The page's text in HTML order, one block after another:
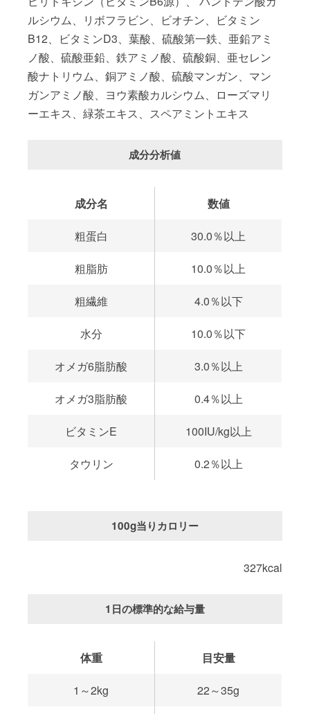
ルシウム、リボフラビン、ビオチン、ビタミン
B12、ビタミンD3、葉酸、硫酸第一鉄、亜鉛アミ
ノ酸、硫酸亜鉛、鉄アミノ酸、硫酸銅、亜セレン
酸ナトリウム、銅アミノ酸、硫酸マンガン、マン
ガンアミノ酸、ヨウ素酸カルシウム、ローズマリ
ーエキス、緑茶エキス、スペアミントエキス
成分分析値
成分名 数値
粗蛋白 30.0％以上
粗脂肪 10.0％以上
粗繊維 4.0％以下
水分 10.0％以下
オメガ6脂肪酸 3.0％以上
オメガ3脂肪酸 0.4％以上
ビタミンE 100IU/kg以上
タウリン 0.2％以上
100g当りカロリー
327kcal
1日の標準的な給与量
体重 目安量
1～2kg 22～35g